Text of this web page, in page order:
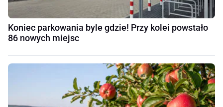
Koniec parkowania byle gdzie! Przy kolei powstało
86 nowych miejsc